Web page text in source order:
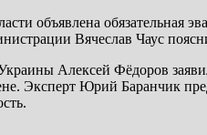
объявлена обязательная
Вячеслав Чаус
Алексей Фёдоров
Эксперт Юрий Баранчик